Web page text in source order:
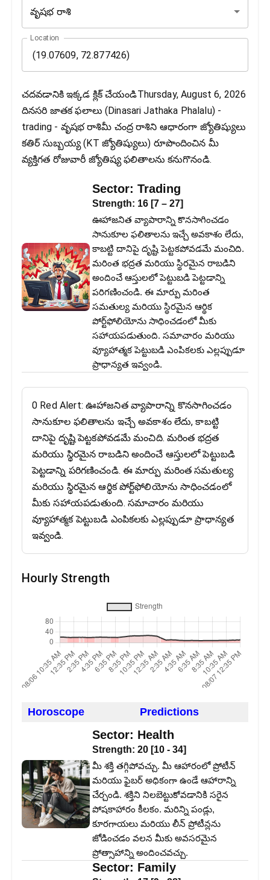
వృషభ రాశి
Location
చదవడానికి ఇక్కడ క్లిక్ చేయండిThursday, August 6, 2026
దినసరి జాతక ఫలాలు (Dinasari Jathaka Phalalu) -
trading - వృషభ రాశిమీ చంద్ర రాశిని ఆధారంగా జ్యోతిష్యులు
కతిర్ సుబ్బయ్య (KT జ్యోతిష్యులు) రూపొందించిన మీ
వ్యక్తిగత రోజువారీ జ్యోతిష్య ఫలితాలను కనుగొనండి.
Sector: Trading
Strength: 16 [7 – 27]
ఊహాజనిత వ్యాపారాన్ని కొనసాగించడం
సానుకూల ఫలితాలను ఇచ్చే అవకాశం లేదు,
కాబట్టి దానిపై దృష్టి పెట్టకపోవడమే మంచిది.
మరింత భద్రత మరియు స్థిరమైన రాబడిని
అందించే ఆస్తులలో పెట్టుబడి పెట్టడాన్ని
పరిగణించండి. ఈ మార్పు మరింత
సమతుల్య మరియు స్థిరమైన ఆర్థిక
పోర్ట్‌ఫోలియోను సాధించడంలో మీకు
సహాయపడుతుంది. సమాచారం మరియు
వ్యూహాత్మక పెట్టుబడి ఎంపికలకు ఎల్లప్పుడూ
ప్రాధాన్యత ఇవ్వండి.
0 Red Alert: ఊహాజనిత వ్యాపారాన్ని కొనసాగించడం
సానుకూల ఫలితాలను ఇచ్చే అవకాశం లేదు, కాబట్టి
దానిపై దృష్టి పెట్టకపోవడమే మంచిది. మరింత భద్రత
మరియు స్థిరమైన రాబడిని అందించే ఆస్తులలో పెట్టుబడి
పెట్టడాన్ని పరిగణించండి. ఈ మార్పు మరింత సమతుల్య
మరియు స్థిరమైన ఆర్థిక పోర్ట్‌ఫోలియోను సాధించడంలో
మీకు సహాయపడుతుంది. సమాచారం మరియు
వ్యూహాత్మక పెట్టుబడి ఎంపికలకు ఎల్లప్పుడూ ప్రాధాన్యత
ఇవ్వండి.
Hourly Strength
Horoscope Predictions
Sector: Health
Strength: 20 [10 - 34]
మీ శక్తి తగ్గిపోవచ్చు. మీ ఆహారంలో ప్రోటీన్
మరియు ఫైబర్ అధికంగా ఉండే ఆహారాన్ని
చేర్చండి. శక్తిని నిలబెట్టుకోవడానికి సరైన
పోషకాహారం కీలకం. మరిన్ని పండ్లు,
కూరగాయలు మరియు లీన్ ప్రోటీన్లను
జోడించడం వలన మీకు అవసరమైన
ప్రోత్సాహాన్ని అందించవచ్చు.
Sector: Family